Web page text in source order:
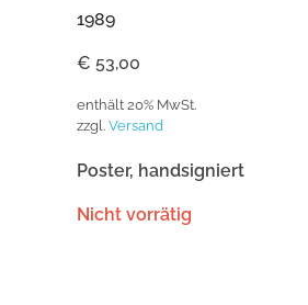
1989
€ 53,00
enthält 20% MwSt.
zzgl. Versand
Poster, handsigniert
Nicht vorrätig